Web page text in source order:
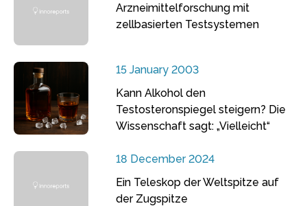
Arzneimittelforschung mit
zellbasierten Testsystemen
15 January 2003
Kann Alkohol den
Testosteronspiegel steigern? Die
Wissenschaft sagt: „Vielleicht“
18 December 2024
Ein Teleskop der Weltspitze auf
der Zugspitze